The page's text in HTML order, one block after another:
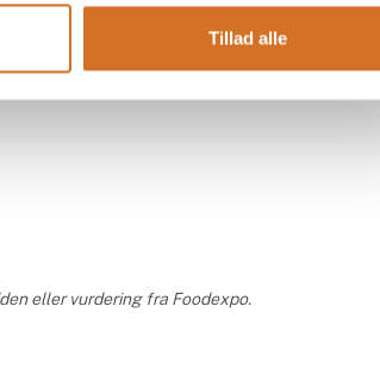
Tillad alle
eller vurdering fra Foodexpo.